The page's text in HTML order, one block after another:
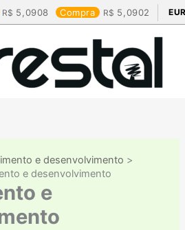
5,0908 Compra 5,0902
e desenvolvimento
e desenvolvimento
e